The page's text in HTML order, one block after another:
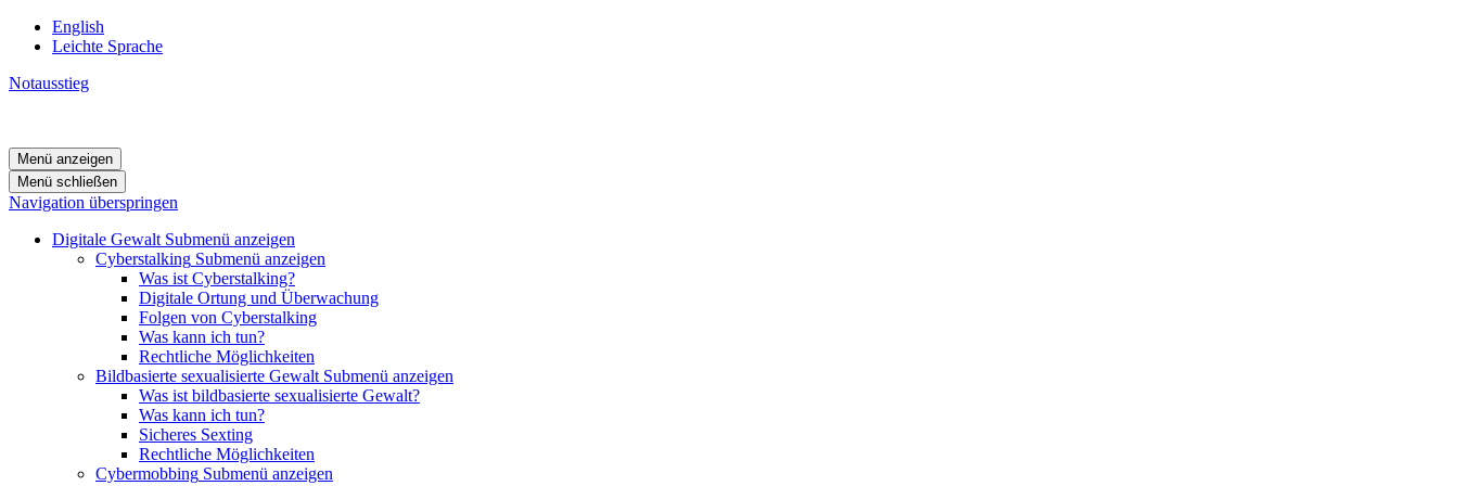
English
Leichte Sprache
Notausstieg
Menü anzeigen
Menü schließen
Navigation überspringen
Digitale Gewalt Submenü anzeigen
Cyberstalking Submenü anzeigen
Was ist Cyberstalking?
Digitale Ortung und Überwachung
Folgen von Cyberstalking
Was kann ich tun?
Rechtliche Möglichkeiten
Bildbasierte sexualisierte Gewalt Submenü anzeigen
Was ist bildbasierte sexualisierte Gewalt?
Was kann ich tun?
Sicheres Sexting
Rechtliche Möglichkeiten
Cybermobbing Submenü anzeigen